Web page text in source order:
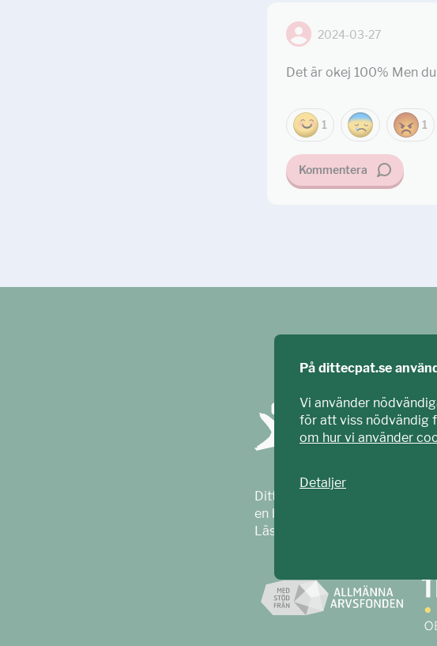
2024-03-27
Det är okej 100% Men
1 1
Kommentera
Ditt ECPAT har tagits fram
en barnrättsorganisation som
Läs mer på
På dittecpat.se
Vi använder
för att viss nödvändig
om hur vi använder
Detaljer